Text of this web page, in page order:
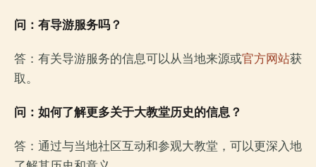
问：有导游服务吗？
答：有关导游服务的信息可以从当地来源或官方网站获
取。
问：如何了解更多关于大教堂历史的信息？
答：通过与当地社区互动和参观大教堂，可以更深入地